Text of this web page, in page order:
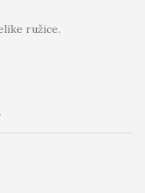
ružice.